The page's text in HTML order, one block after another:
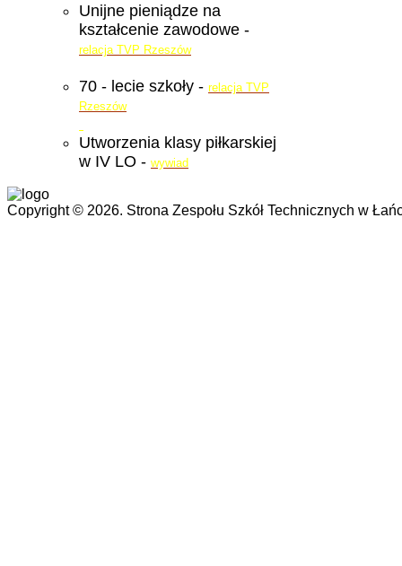
Unijne pieniądze na
kształcenie zawodowe -
relacja TVP Rzeszów
70 - lecie szkoły - relacja TVP
Rzeszów
Utworzenia klasy piłkarskiej
w IV LO - wywiad
Copyright © 2026. Strona Zespołu Szkół Technicznych w